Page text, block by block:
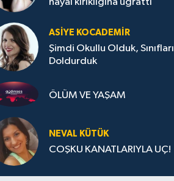
ASIYE KOCADEMİR
Şimdi Okullu Olduk, Sınıfları
Doldurduk
ÖLÜM VE YAŞAM
NEVAL KÜTÜK
COŞKU KANATLARIYLA UÇ!